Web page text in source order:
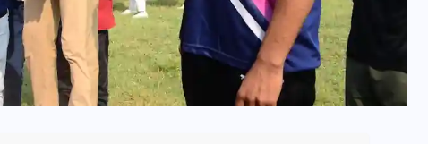
30 दिसम्बर 2025